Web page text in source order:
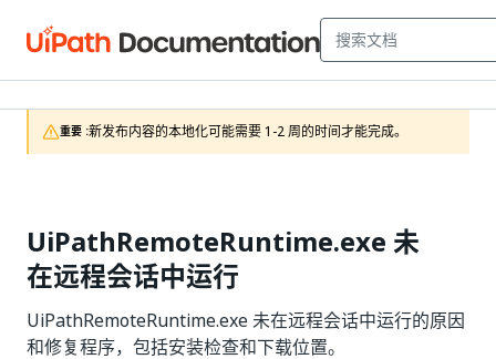
重要 :新发布内容的本地化可能需要 1-2 周的时间才能完成。
UiPathRemoteRuntime.exe 未
在远程会话中运行
UiPathRemoteRuntime.exe 未在远程会话中运行的原因
和修复程序，包括安装检查和下载位置。